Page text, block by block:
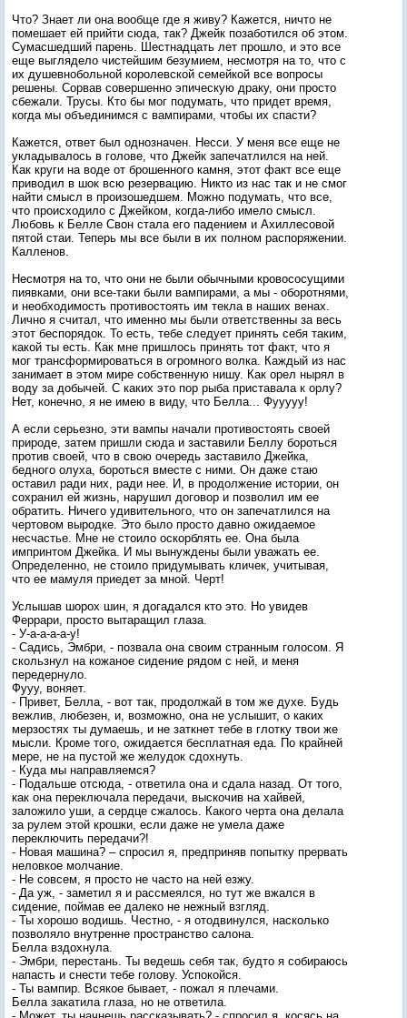
Что? Знает ли она вообще где я живу? Кажется, ничто не
помешает ей прийти сюда, так? Джейк позаботился об этом.
Сумасшедший парень. Шестнадцать лет прошло, и это все
еще выглядело чистейшим безумием, несмотря на то, что с
их душевнобольной королевской семейкой все вопросы
решены. Сорвав совершенно эпическую драку, они просто
сбежали. Трусы. Кто бы мог подумать, что придет время,
когда мы объединимся с вампирами, чтобы их спасти?
Кажется, ответ был однозначен. Несси. У меня все еще не
укладывалось в голове, что Джейк запечатлился на ней.
Как круги на воде от брошенного камня, этот факт все еще
приводил в шок всю резервацию. Никто из нас так и не смог
найти смысл в произошедшем. Можно подумать, что все,
что происходило с Джейком, когда-либо имело смысл.
Любовь к Белле Свон стала его падением и Ахиллесовой
пятой стаи. Теперь мы все были в их полном распоряжении.
Калленов.
Несмотря на то, что они не были обычными кровососущими
пиявками, они все-таки были вампирами, а мы - оборотнями,
и необходимость противостоять им текла в наших венах.
Лично я считал, что именно мы были ответственны за весь
этот беспорядок. То есть, тебе следует принять себя таким,
какой ты есть. Как мне пришлось принять тот факт, что я
мог трансформироваться в огромного волка. Каждый из нас
занимает в этом мире собственную нишу. Как орел нырял в
воду за добычей. С каких это пор рыба приставала к орлу?
Нет, конечно, я не имею в виду, что Белла... Фууууу!
А если серьезно, эти вампы начали противостоять своей
природе, затем пришли сюда и заставили Беллу бороться
против своей, что в свою очередь заставило Джейка,
бедного олуха, бороться вместе с ними. Он даже стаю
оставил ради них, ради нее. И, в продолжение истории, он
сохранил ей жизнь, нарушил договор и позволил им ее
обратить. Ничего удивительного, что он запечатлился на
чертовом выродке. Это было просто давно ожидаемое
несчастье. Мне не стоило оскорблять ее. Она была
импринтом Джейка. И мы вынуждены были уважать ее.
Определенно, не стоило придумывать кличек, учитывая,
что ее мамуля приедет за мной. Черт!
Услышав шорох шин, я догадался кто это. Но увидев
Феррари, просто вытаращил глаза.
- У-а-а-а-а-у!
- Садись, Эмбри, - позвала она своим странным голосом. Я
скользнул на кожаное сидение рядом с ней, и меня
передернуло.
Фууу, воняет.
- Привет, Белла, - вот так, продолжай в том же духе. Будь
вежлив, любезен, и, возможно, она не услышит, о каких
мерзостях ты думаешь, и не заткнет тебе в глотку твои же
мысли. Кроме того, ожидается бесплатная еда. По крайней
мере, не на пустой же желудок сдохнуть.
- Куда мы направляемся?
- Подальше отсюда, - ответила она и сдала назад. От того,
как она переключала передачи, выскочив на хайвей,
заложило уши, а сердце сжалось. Какого черта она делала
за рулем этой крошки, если даже не умела даже
переключить передачи?!
- Новая машина? – спросил я, предприняв попытку прервать
неловкое молчание.
- Не совсем, я просто не часто на ней езжу.
- Да уж, - заметил я и рассмеялся, но тут же вжался в
сидение, поймав ее далеко не нежный взгляд.
- Ты хорошо водишь. Честно, - я отодвинулся, насколько
позволяло внутренне пространство салона.
Белла вздохнула.
- Эмбри, перестань. Ты ведешь себя так, будто я собираюсь
напасть и снести тебе голову. Успокойся.
- Ты вампир. Всякое бывает, - пожал я плечами.
Белла закатила глаза, но не ответила.